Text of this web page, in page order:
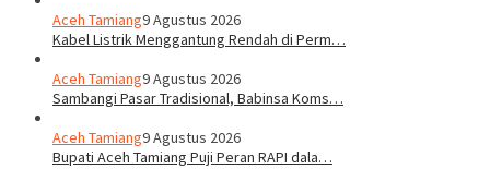
Aceh Tamiang9 Agustus 2026
Kabel Listrik Menggantung Rendah di Perm…
Aceh Tamiang9 Agustus 2026
Sambangi Pasar Tradisional, Babinsa Koms…
Aceh Tamiang9 Agustus 2026
Bupati Aceh Tamiang Puji Peran RAPI dala…